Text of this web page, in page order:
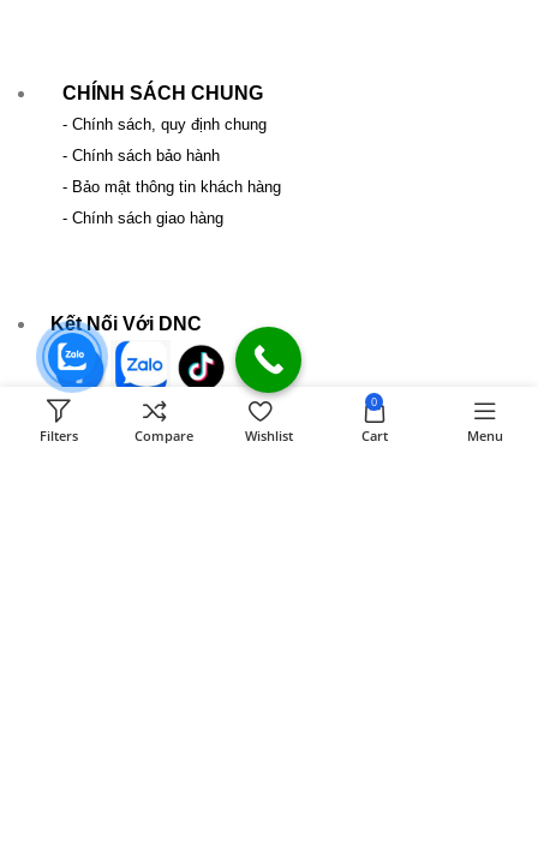
CHÍNH SÁCH CHUNG
- Chính sách, quy định chung
- Chính sách bảo hành
- Bảo mật thông tin khách hàng
- Chính sách giao hàng
Kết Nối Với DNC
589 Đồng Khởi KP8 Tân Phong, BH, ĐN
Filters Compare Wishlist
0
Cart Menu